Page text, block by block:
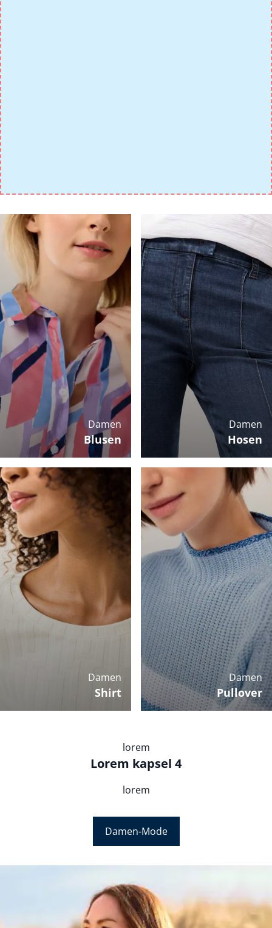
Damen
Blusen
Damen
Hosen
Damen
Shirt
Damen
Pullover
lorem
Lorem kapsel 4
lorem
Damen-Mode